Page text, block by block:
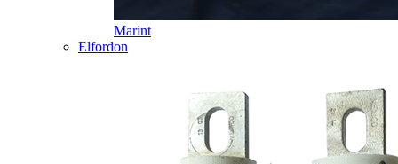
Marint
Elfordon